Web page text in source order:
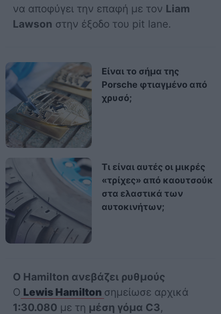
να αποφύγει την επαφή με τον Liam
Lawson στην έξοδο του pit lane.
Είναι το σήμα της
Porsche φτιαγμένο από
χρυσό;
Τι είναι αυτές οι μικρές
«τρίχες» από καουτσούκ
στα ελαστικά των
αυτοκινήτων;
Ο Hamilton ανεβάζει ρυθμούς
Ο Lewis Hamilton σημείωσε αρχικά
1:30.080 με τη μέση γόμα C3,